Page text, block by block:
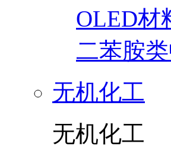
OLED材
二苯胺
无机化工
无机化工